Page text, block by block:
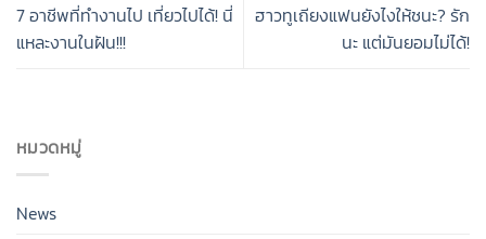
7 อาชีพที่ทำงานไป เที่ยวไปได้! นี่
แหละงานในฝัน!!!
ฮาวทูเถียงแฟนยังไงให้ชนะ? รัก
นะ แต่มันยอมไม่ได้!
หมวดหมู่
News